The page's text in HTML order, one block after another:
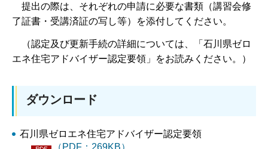
提出の際は、それぞれの申請に必要な書類（講習会修
了証書・受講済証の写し等）を添付してください。
（認定及び更新手続の詳細については、「石川県ゼロ
エネ住宅アドバイザー認定要領」をお読みください。）
ダウンロード
石川県ゼロエネ住宅アドバイザー認定要領
（PDF：269KB）